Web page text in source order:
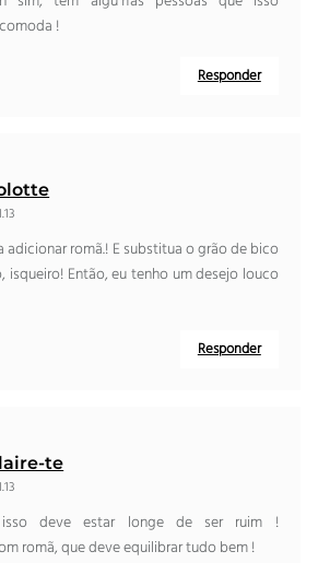
!
Responder
adicionar romã.! E substitua o grão de bico
isqueiro! Então, eu tenho um desejo louco
Responder
te
isso deve estar longe de ser ruim !
romã, que deve equilibrar tudo bem !